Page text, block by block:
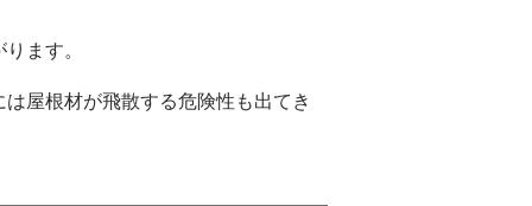
ます。
屋根材が飛散する危険性も出てき